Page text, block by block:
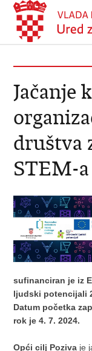
Jačanje
društva
STEM-a
sufinanciran je iz
ljudski potencijali
Datum početka
rok je 4. 7. 2024.
Opći cilj Poziva je